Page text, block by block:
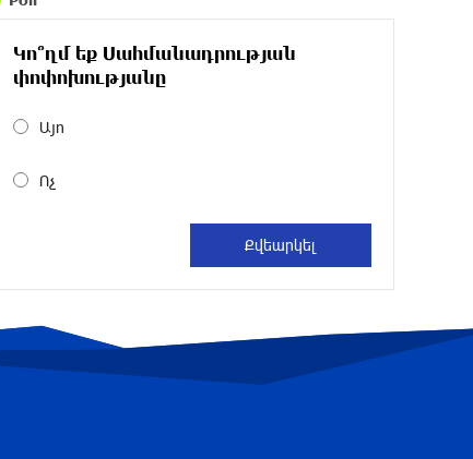
With a Mission to Preserve Armenian
Heritage: AraratBank Sponsors the
the Hayastan All-Armenian Fund
2 years ago
Mobility World Congress 2024: Driving
Կո՞ղմ եք Սահմանադրության
փոփոխությանը
Այո
Ոչ